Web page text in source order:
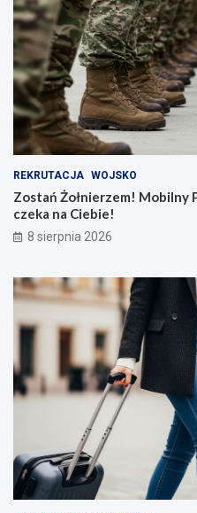
REKRUTACJA WOJSKO
Zostań Żołnierzem! Mobilny
czeka na Ciebie!
8 sierpnia 2026